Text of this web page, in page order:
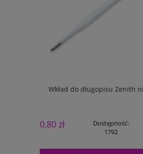
Wkład do długopisu Zenith
0,80 zł
Dostępność:
1792